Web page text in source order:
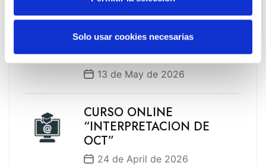
Solo usar cookies necesarias
– Baluarte (Pamplona) del 15
al 17 de mayo de 2026
13 de May de 2026
CURSO ONLINE
“INTERPRETACION DE
OCT”
24 de April de 2026